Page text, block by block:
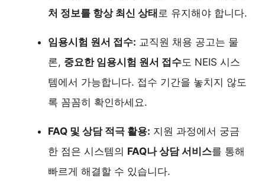
처 정보를 항상 최신 상태 로 유지해야 합니다.
임용시험 원서 접수: 교직원 채용 공고는 물
론, 중요한 임용시험 원서 접수도 NEIS 시스
템에서 가능합니다. 접수 기간을 놓치지 않도
록 꼼꼼히 확인하세요.
FAQ 및 상담 적극 활용: 지원 과정에서 궁금
한 점은 시스템의 FAQ나 상담 서비스를 통해
빠르게 해결할 수 있습니다.